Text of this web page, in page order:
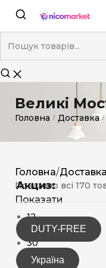
Великі
Головна / Доставка /
Акциз:
DUTY-FREE
Україна
Головна/Доставка
Показано всі 170
Показати
12
15
30